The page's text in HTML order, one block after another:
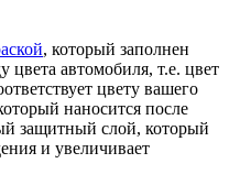
, который заполнен
цвета автомобиля, т.е. цвет
цвету вашего
наносится после
защитный слой, который
и увеличивает